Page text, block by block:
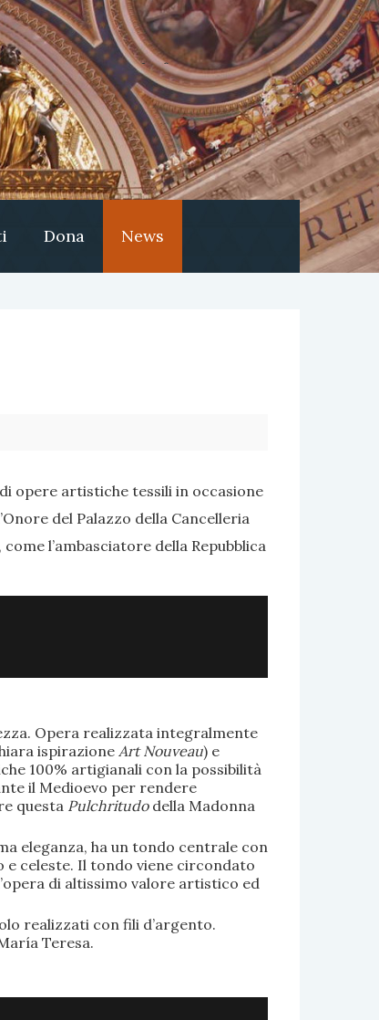
Dona News
opere artistiche tessili in occasione
del Palazzo della Cancelleria
l’ambasciatore della Repubblica
Opera realizzata integralmente
ispirazioneArt Nouveau) e
100% artigianali con la possibilità
il Medioevo per rendere
questa Pulchritudo della Madonna
eleganza, ha un tondo centrale con
e celeste. Il tondo viene circondato
di altissimo valore artistico ed
realizzati con fili d’argento.
Teresa.